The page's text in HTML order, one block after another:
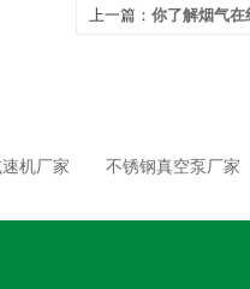
上一篇： 你了解烟气在
机厂家 不锈钢真空泵厂家